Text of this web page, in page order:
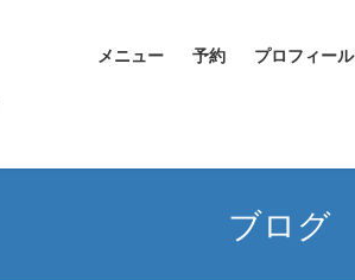
メニュー 予約 プロフィール
ブログ